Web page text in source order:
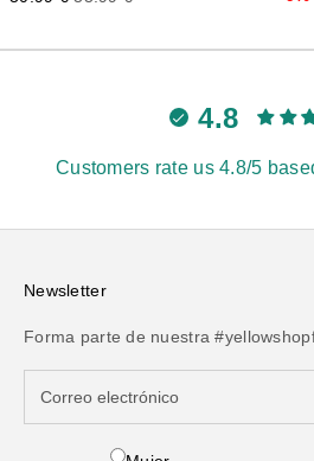
4.8
Customers rate us 4.8/5
Newsletter
Forma parte de nuestra